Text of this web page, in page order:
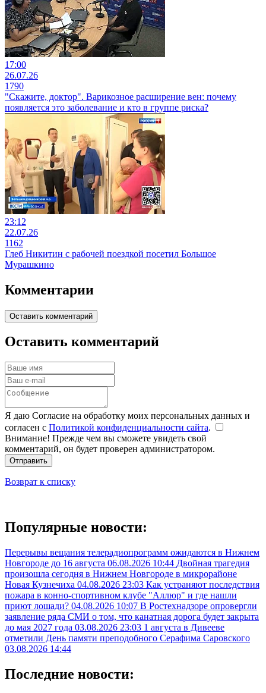
17:00
26.07.26
1790
"Скажите, доктор". Варикозное расширение вен: почему
появляется это заболевание и кто в группе риска?
23:12
22.07.26
1162
Глеб Никитин с рабочей поездкой посетил Большое
Мурашкино
Комментарии
Оставить комментарий
Оставить комментарий
Я даю Согласие на обработку моих персональных данных и
согласен с Политикой конфиденциальности сайта.
Внимание! Прежде чем вы сможете увидеть свой
комментарий, он будет проверен администратором.
Отправить
Возврат к списку
Популярные новости:
Перерывы вещания телерадиопрограмм ожидаются в Нижнем
Новгороде до 16 августа 06.08.2026 10:44 Двойная трагедия
произошла сегодня в Нижнем Новгороде в микрорайоне
Новая Кузнечиха 04.08.2026 23:03 Как устраняют последствия
пожара в конно-спортивном клубе "Аллюр" и где нашли
приют лошади? 04.08.2026 10:07 В Ростехнадзоре опровергли
заявление ряда СМИ о том, что канатная дорога будет закрыта
до мая 2027 года 03.08.2026 23:03 1 августа в Дивееве
отметили День памяти преподобного Серафима Саровского
03.08.2026 14:44
Последние новости: